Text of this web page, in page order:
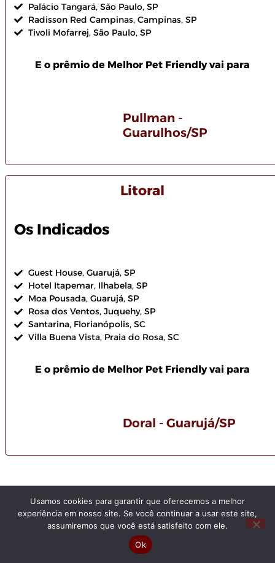
Palácio Tangará, São Paulo, SP
Radisson Red Campinas, Campinas, SP
Tivoli Mofarrej, São Paulo, SP
E o prêmio de Melhor Pet Friendly vai para
Pullman -
Guarulhos/SP
Litoral
Os Indicados
Guest House, Guarujá, SP
Hotel Itapemar, Ilhabela, SP
Moa Pousada, Guarujá, SP
Rosa dos Ventos, Juquehy, SP
Santarina, Florianópolis, SC
Villa Buena Vista, Praia do Rosa, SC
E o prêmio de Melhor Pet Friendly vai para
Doral - Guarujá/SP
1ª edição do prêmio Melhor
Pet Friendly Fortaleza (2023)
Usamos cookies para garantir que oferecemos a melhor
experiência em nosso site. Se você continuar a usar este site,
assumiremos que você está satisfeito com ele.
Ok